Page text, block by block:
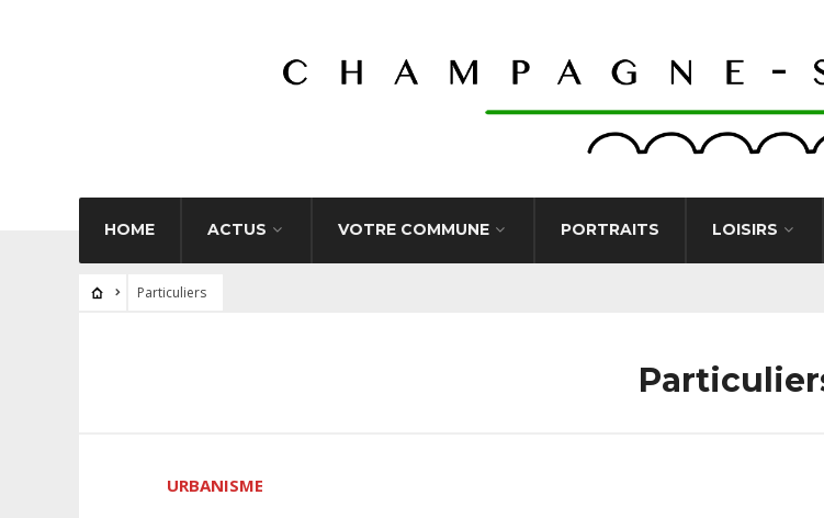
HOME ACTUS VOTRE COMMUNE PORTRAITS LOISIRS
Particuliers
URBANISME